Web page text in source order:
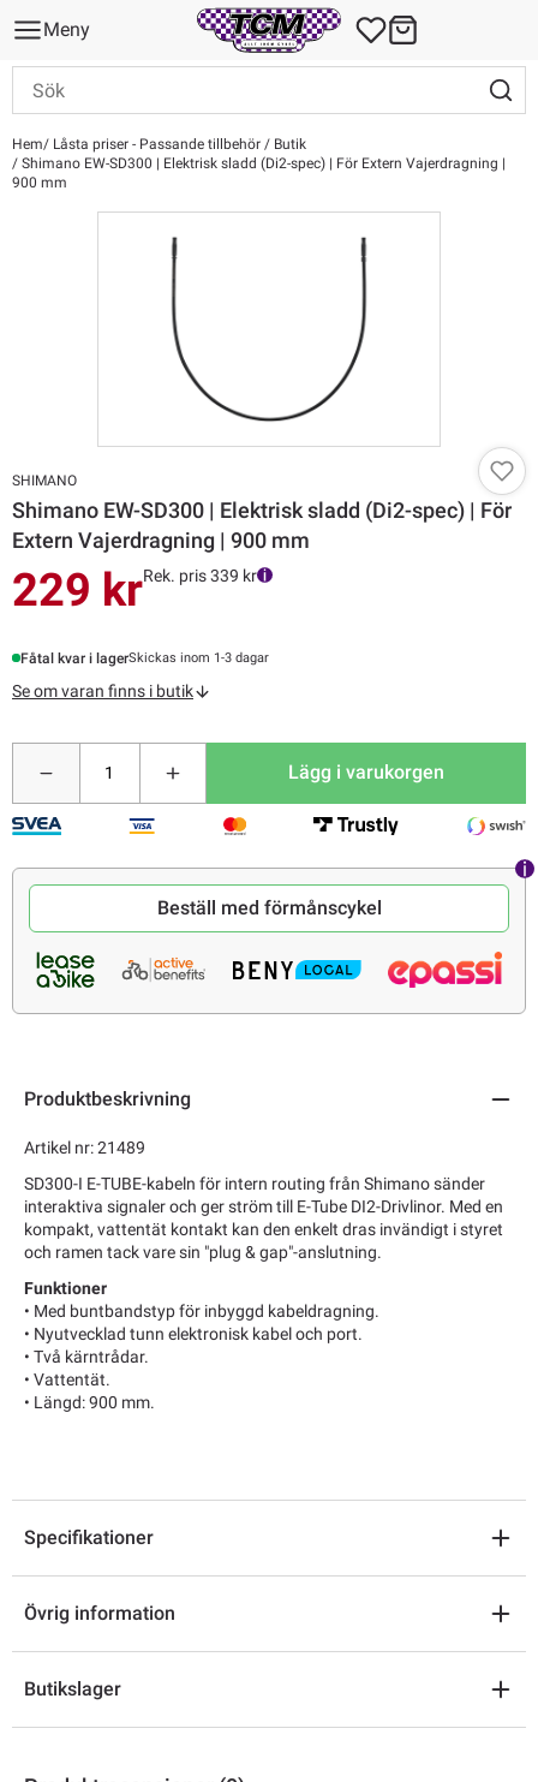
Meny
Hem
Låsta priser - Passande tillbehör / Butik
Shimano EW-SD300 | Elektrisk sladd (Di2-spec) | För Extern Vajerdragning |
900 mm
SHIMANO
Shimano EW-SD300 | Elektrisk sladd (Di2-spec) | För
Extern Vajerdragning | 900 mm
229 krRek. pris 339 kr
Fåtal kvar i lagerSkickas inom 1-3 dagar
Se om varan finns i butik
Lägg i varukorgen
Beställ med förmånscykel
Produktbeskrivning
Artikel nr: 21489
SD300-I E-TUBE-kabeln för intern routing från Shimano sänder
interaktiva signaler och ger ström till E-Tube DI2-Drivlinor. Med en
kompakt, vattentät kontakt kan den enkelt dras invändigt i styret
och ramen tack vare sin "plug & gap"-anslutning.
Funktioner
• Med buntbandstyp för inbyggd kabeldragning.
• Nyutvecklad tunn elektronisk kabel och port.
• Två kärntrådar.
• Vattentät.
• Längd: 900 mm.
Specifikationer
Övrig information
Butikslager